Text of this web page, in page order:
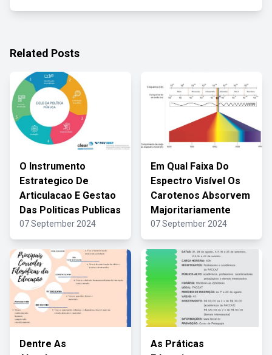
Related Posts
O Instrumento
Estrategico De
Articulacao E Gestao
Das Politicas Publicas
07 September 2024
Em Qual Faixa Do
Espectro Visível Os
Carotenos Absorvem
Majoritariamente
07 September 2024
Dentre As
As Práticas